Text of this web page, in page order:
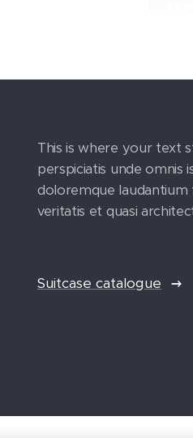
This is where your text
perspiciatis unde omnis
doloremque laudantium
veritatis et quasi
Suitcase catalogue